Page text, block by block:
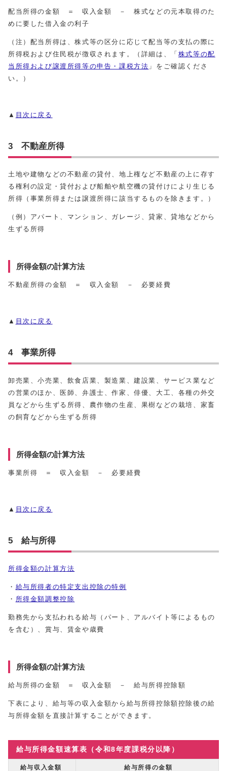
配当所得の金額 ＝ 収入金額 － 株式などの元本取得のた
めに要した借入金の利子
（注）配当所得は、株式等の区分に応じて配当等の支払の際に
所得税および住民税が徴収されます。（詳細は、「 株式等の配
当所得および譲渡所得等の申告・課税方法 」をご確認くださ
い。）
▲ 目次に戻る
3 不動産所得
土地や建物などの不動産の貸付、地上権など不動産の上に存す
る権利の設定・貸付および船舶や航空機の貸付けにより生じる
所得（事業所得または譲渡所得に該当するものを除きます。）
（例）アパート、マンション、ガレージ、貸家、貸地などから
生ずる所得
所得金額の計算方法
不動産所得の金額 ＝ 収入金額 － 必要経費
▲ 目次に戻る
4 事業所得
卸売業、小売業、飲食店業、製造業、建設業、サービス業など
の営業のほか、医師、弁護士、作家、俳優、大工、各種の外交
員などから生ずる所得、農作物の生産、果樹などの栽培、家畜
の飼育などから生ずる所得
所得金額の計算方法
事業所得 ＝ 収入金額 － 必要経費
▲ 目次に戻る
5 給与所得
所得金額の計算方法
・ 給与所得者の特定支出控除の特例
・ 所得金額調整控除
勤務先から支払われる給与（パート、アルバイト等によるもの
を含む）、賞与、賃金や歳費
所得金額の計算方法
給与所得の金額 ＝ 収入金額 － 給与所得控除額
下表により、給与等の収入金額から給与所得控除額控除後の給
与所得金額を直接計算することができます。
給与所得金額速算表（令和8年度課税分以降）
給与収入金額 給与所得の金額